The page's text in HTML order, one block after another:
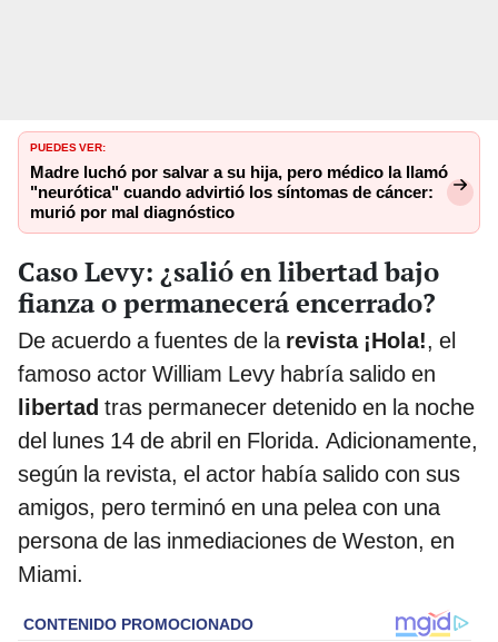
PUEDES VER:
Madre luchó por salvar a su hija, pero médico la llamó
"neurótica" cuando advirtió los síntomas de cáncer:
murió por mal diagnóstico
Caso Levy: ¿salió en libertad bajo
fianza o permanecerá encerrado?
De acuerdo a fuentes de la revista ¡Hola!, el
famoso actor William Levy habría salido en
libertad tras permanecer detenido en la noche
del lunes 14 de abril en Florida. Adicionamente,
según la revista, el actor había salido con sus
amigos, pero terminó en una pelea con una
persona de las inmediaciones de Weston, en
Miami.